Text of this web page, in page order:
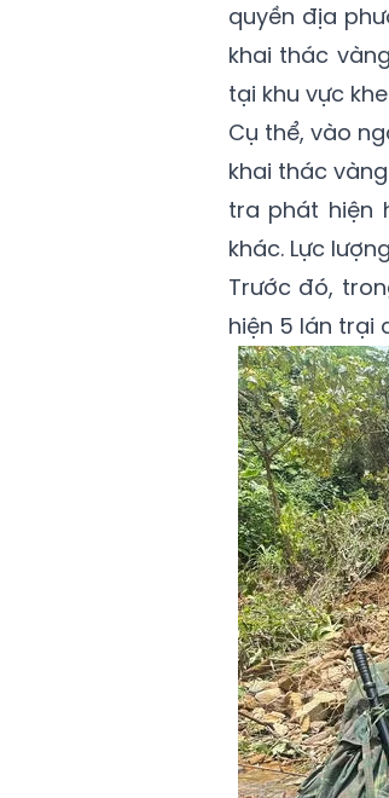
quyền địa
khai thác
tại khu vực
Cụ thể, vào
khai thác
tra phát hiện
khác. Lực
Trước đó,
hiện 5 lán trại